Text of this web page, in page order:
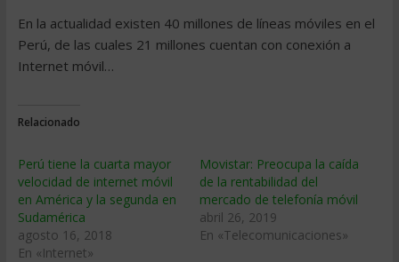
En la actualidad existen 40 millones de líneas móviles en el
Perú, de las cuales 21 millones cuentan con conexión a
Internet móvil…
Relacionado
Perú tiene la cuarta mayor
velocidad de internet móvil
en América y la segunda en
Sudamérica
agosto 16, 2018
En «Internet»
Movistar: Preocupa la caída
de la rentabilidad del
mercado de telefonía móvil
abril 26, 2019
En «Telecomunicaciones»